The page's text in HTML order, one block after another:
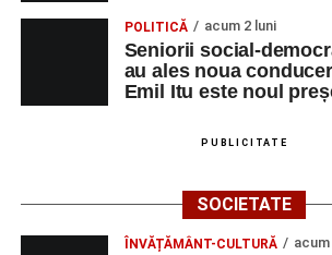
Primul concert din cadrul String
2026 a adus emoție și aplauze la
POLITICĂ acum 2 luni
Seniorii social-
au ales noua
Emil Itu este noul
PUBLICITATE
SOCIETATE
ÎNVĂȚĂMÂNT-CULTURĂ